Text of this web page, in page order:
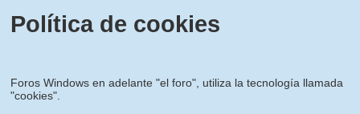
Política de cookies
Foros Windows en adelante "el foro", utiliza la tecnología llamada
"cookies".